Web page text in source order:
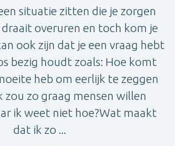
situatie zitten die je zorgen
overuren en toch kom je
ook zijn dat je een vraag hebt
bezig houdt zoals: Hoe komt
heb om eerlijk te zeggen
zou zo graag mensen willen
ik weet niet hoe?Wat maakt
dat ik zo ...